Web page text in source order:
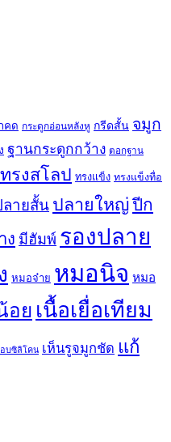
คด กระดูกอ่อนหลังหู กรีดสั้น จมูก
ฐานกระดูกกว้าง ตอกฐาน
ทรงสโลป ทรงแข็ง ทรงแข็งทื่อ
ลายสั้น ปลายใหญ่ปีก
ง มีฮัมพ์ รองปลาย
หมอจ๋าย หมอนิจ หมอ
อย เนื้อเยื่อเทียม
บซิลิโคน เห็นรูจมูกชัด แก้